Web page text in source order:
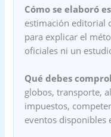
Cómo se elaboró
estimación editorial
para explicar el
oficiales ni un
Qué debes
globos, transporte,
impuestos,
eventos disponibles